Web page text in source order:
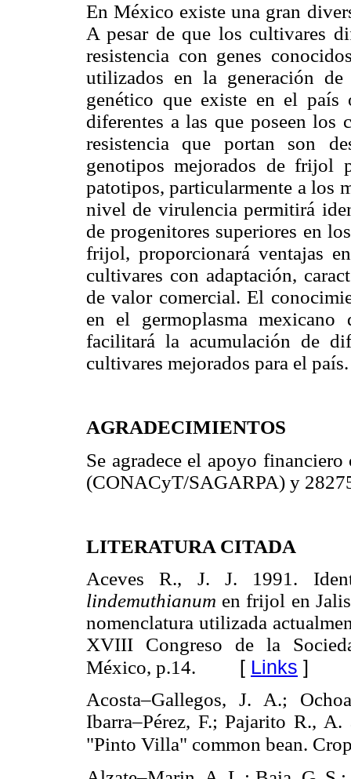
En México existe una gran
A pesar de que los cultivares
resistencia con genes
utilizados en la generación
genético que existe en el país
diferentes a las que poseen los
resistencia que portan son
genotipos mejorados de frijol
patotipos, particularmente a los
nivel de virulencia permitirá
de progenitores superiores en
frijol, proporcionará ventajas
cultivares con adaptación,
de valor comercial. El
en el germoplasma
facilitará la acumulación de
cultivares mejorados para el país.
AGRADECIMIENTOS
Se agradece el apoyo
(CONACyT/SAGARPA) y
LITERATURA CITADA
Aceves R., J. J. 1991.
lindemuthianum en frijol en
nomenclatura utilizada
XVIII Congreso de la
México, p.14. [ Links ]
Acosta–Gallegos, J. A.;
Ibarra–Pérez, F.; Pajarito R.,
"Pinto Villa" common bean.